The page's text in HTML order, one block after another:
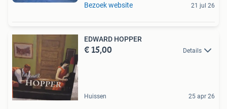
Bezoek website 21 jul 26
EDWARD HOPPER
€ 15,00 Details
Huissen 25 apr 26